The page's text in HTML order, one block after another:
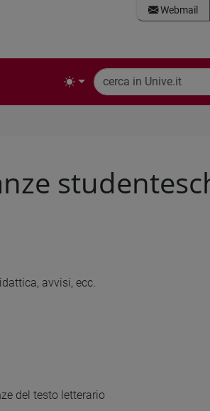
Webmail
avvisi, ecc.
del testo letterario